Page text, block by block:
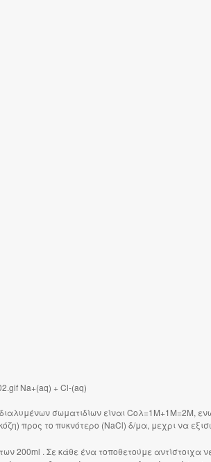
Na+(aq) + Cl-(aq)
σωματιδίων είναι Cολ=1Μ+1Μ=2Μ,
προς το πυκνότερο (ΝaCl) δ/μα, μεχρι να
200ml . Σε κάθε ένα τοποθετούμε αντίστοιχα